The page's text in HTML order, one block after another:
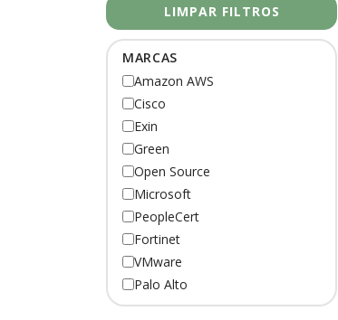
LIMPAR FILTROS
MARCAS
Amazon AWS
Cisco
Exin
Green
Open Source
Microsoft
PeopleCert
Fortinet
VMware
Palo Alto